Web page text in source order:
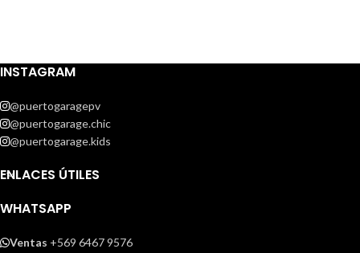
INSTAGRAM
@puertogaragepv
@puertogarage.chic
@puertogarage.kids
ENLACES ÚTILES
WHATSAPP
Ventas +569 6467 9576